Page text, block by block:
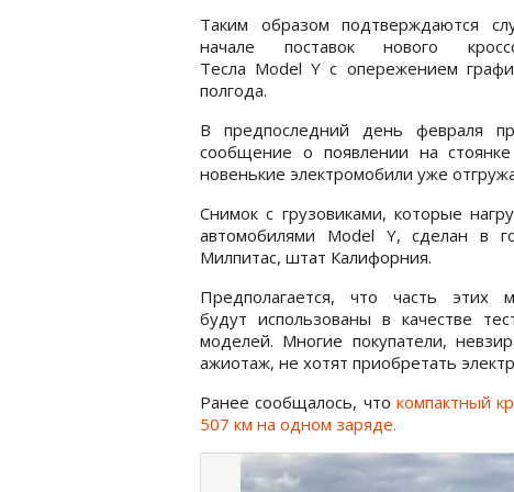
Таким образом подтверждаются
начале поставок нового
Тесла Model Y с опережением
полгода.
В предпоследний день февраля
сообщение о появлении на
новенькие электромобили уже
Снимок с грузовиками, которые
автомобилями Model Y, сделан в
Милпитас, штат Калифорния.
Предполагается, что часть этих
будут использованы в качестве
моделей. Многие покупатели,
ажиотаж, не хотят приобретать
Ранее сообщалось, что компактный
507 км на одном заряде.